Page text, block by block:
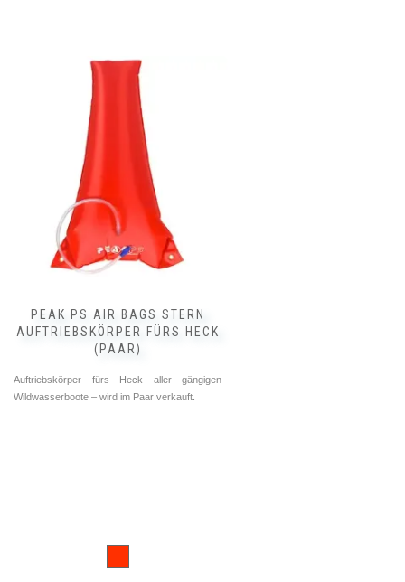
PEAK PS AIR BAGS STERN
AUFTRIEBSKÖRPER FÜRS HECK
(PAAR)
Auftriebskörper fürs Heck aller gängigen
Wildwasserboote – wird im Paar verkauft.